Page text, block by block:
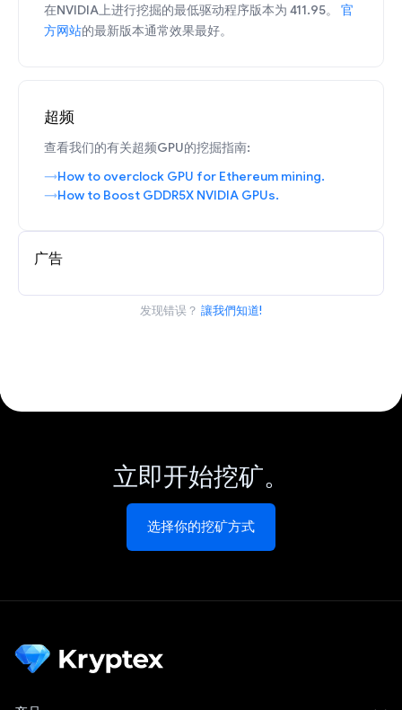
在NVIDIA上进行挖掘的最低驱动程序版本为 411.95。 官
方网站的最新版本通常效果最好。
超频
查看我们的有关超频GPU的挖掘指南:
How to overclock GPU for Ethereum mining.
How to Boost GDDR5X NVIDIA GPUs.
广告
发现错误？ 讓我們知道!
立即开始挖矿。
选择你的挖矿方式